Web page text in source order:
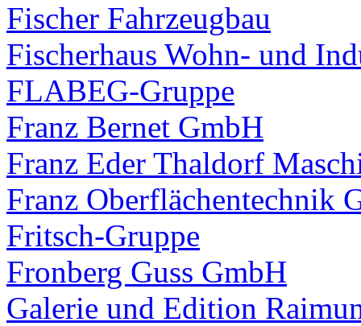
Fischer Fahrzeugbau
Fischerhaus Wohn- und
FLABEG-Gruppe
Franz Bernet GmbH
Franz Eder Thaldorf
Franz Oberflächentechnik
Fritsch-Gruppe
Fronberg Guss GmbH
Galerie und Edition